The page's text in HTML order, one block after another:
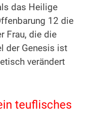
das Heilige
12 die
Frau, die die
der Genesis ist
verändert
teuflisches